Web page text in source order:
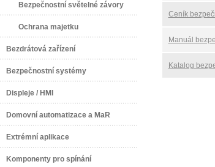
Bezpečnostní světelné závory
Ochrana majetku
Bezdrátová zařízení
Bezpečnostní systémy
Displeje / HMI
Domovní automatizace a MaR
Extrémní aplikace
Komponenty pro spínání
Ceník
Manuál
Katalog